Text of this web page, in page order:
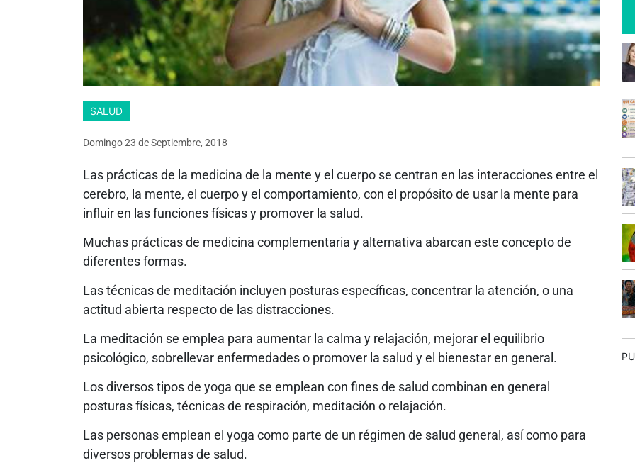
SALUD
Domingo 23 deSeptiembre, 2018
Las prácticas de la medicina de la mente y el cuerpo se centran en las interacciones entre el
cerebro, la mente, el cuerpo y el comportamiento, con el propósito de usar la mente para
influir en las funciones físicas y promover la salud.
Muchas prácticas de medicina complementaria y alternativa abarcan este concepto de
diferentes formas.
Las técnicas de meditación incluyen posturas específicas, concentrar la atención, o una
actitud abierta respecto de las distracciones.
La meditación se emplea para aumentar la calma y relajación, mejorar el equilibrio
psicológico, sobrellevar enfermedades o promover la salud y el bienestar en general.
Los diversos tipos de yoga que se emplean con fines de salud combinan en general
posturas físicas, técnicas de respiración, meditación o relajación.
Las personas emplean el yoga como parte de un régimen de salud general, así como para
diversos problemas de salud.